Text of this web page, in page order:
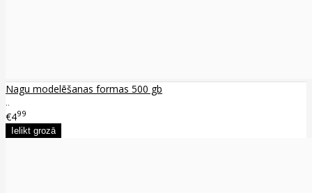
Nagu modelēšanas formas 500 gb
..
€499